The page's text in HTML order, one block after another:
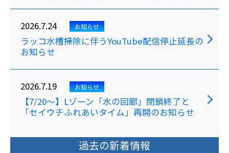
2026.7.24 お知らせ
ラッコ水槽掃除に伴うYouTube配信停止延長の
お知らせ
2026.7.19 お知らせ
【7/20～】Lゾーン「水の回廊」閉鎖終了と
「セイウチふれあいタイム」再開のお知らせ
過去の新着情報